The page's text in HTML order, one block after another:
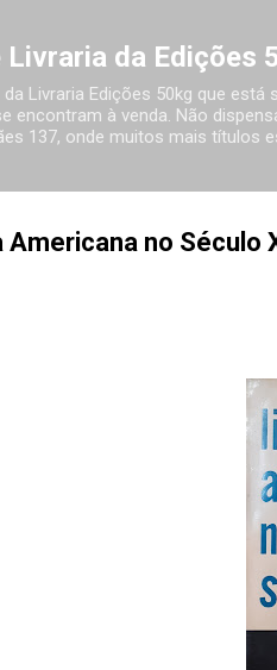
Livraria da Edições
da Livraria Edições 50kg que
encontram à venda. Não
137, onde muitos mais títulos
no Século